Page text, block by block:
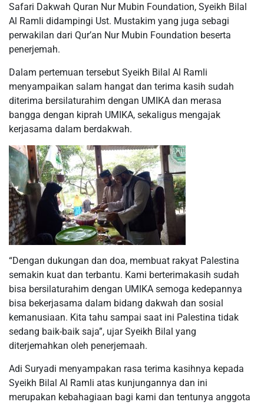
Safari Dakwah Quran Nur Mubin Foundation, Syeikh Bilal
Al Ramli didampingi Ust. Mustakim yang juga sebagi
perwakilan dari Qur’an Nur Mubin Foundation beserta
penerjemah.
Dalam pertemuan tersebut Syeikh Bilal Al Ramli
menyampaikan salam hangat dan terima kasih sudah
diterima bersilaturahim dengan UMIKA dan merasa
bangga dengan kiprah UMIKA, sekaligus mengajak
kerjasama dalam berdakwah.
“Dengan dukungan dan doa, membuat rakyat Palestina
semakin kuat dan terbantu. Kami berterimakasih sudah
bisa bersilaturahim dengan UMIKA semoga kedepannya
bisa bekerjasama dalam bidang dakwah dan sosial
kemanusiaan. Kita tahu sampai saat ini Palestina tidak
sedang baik-baik saja”, ujar Syeikh Bilal yang
diterjemahkan oleh penerjemaah.
Adi Suryadi menyampakan rasa terima kasihnya kepada
Syeikh Bilal Al Ramli atas kunjungannya dan ini
merupakan kebahagiaan bagi kami dan tentunya anggota